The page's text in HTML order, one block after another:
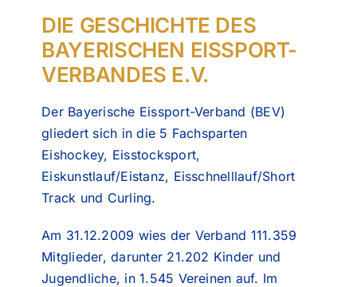
DIE GESCHICHTE DES
BAYERISCHEN EISSPORT-
VERBANDES E.V.
Der Bayerische Eissport-Verband (BEV)
gliedert sich in die 5 Fachsparten
Eishockey, Eisstocksport,
Eiskunstlauf/Eistanz, Eisschnelllauf/Short
Track und Curling.
Am 31.12.2009 wies der Verband 111.359
Mitglieder, darunter 21.202 Kinder und
Jugendliche, in 1.545 Vereinen auf. Im